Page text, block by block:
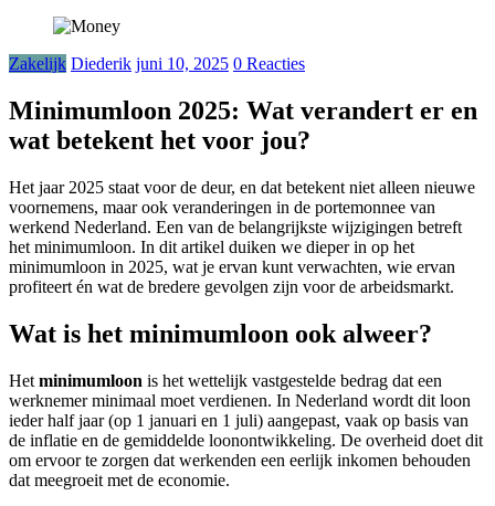
Zakelijk Diederik juni 10, 2025 0 Reacties
Minimumloon 2025: Wat verandert er en
wat betekent het voor jou?
Het jaar 2025 staat voor de deur, en dat betekent niet alleen nieuwe
voornemens, maar ook veranderingen in de portemonnee van
werkend Nederland. Een van de belangrijkste wijzigingen betreft
het minimumloon. In dit artikel duiken we dieper in op het
minimumloon in 2025, wat je ervan kunt verwachten, wie ervan
profiteert én wat de bredere gevolgen zijn voor de arbeidsmarkt.
Wat is het minimumloon ook alweer?
Het minimumloon is het wettelijk vastgestelde bedrag dat een
werknemer minimaal moet verdienen. In Nederland wordt dit loon
ieder half jaar (op 1 januari en 1 juli) aangepast, vaak op basis van
de inflatie en de gemiddelde loonontwikkeling. De overheid doet dit
om ervoor te zorgen dat werkenden een eerlijk inkomen behouden
dat meegroeit met de economie.